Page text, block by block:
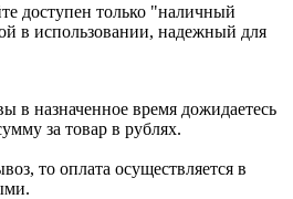
доступен только "наличный
в использовании, надежный для
в назначенное время дожидаетесь
за товар в рублях.
то оплата осуществляется в